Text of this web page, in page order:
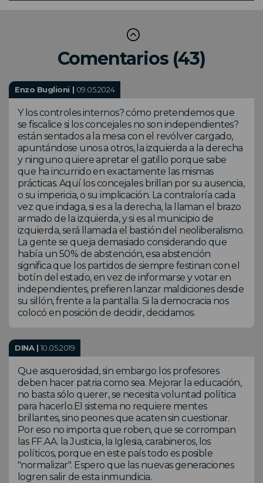
Comentarios (43)
Enzo Buglioni | 09.05.2024
Y los controles internos? cómo pretendemos que
se fiscalice si los concejales no son independientes?
están sentados a la mesa con el revólver cargado,
apuntándose unos a otros, la izquierda a la derecha
y ninguno quiere apretar el gatillo porque sabe
que ha incurrido en exactamente las mismas
prácticas. Aquí los concejales brillan por su ausencia,
o su impericia, o su implicación. La contraloría cada
vez que indaga, si es a la derecha, la llaman el brazo
armado de la izquierda, y si es al municipio de
izquierda, será llamada el bastión del neoliberalismo.
La gente se queja demasiado considerando que
había un 50% de abstención, esa abstención
significa que los partidos de siempre festinan con el
botín del estado, en vez de informarse y votar en
independientes, prefieren lanzar maldiciones desde
su sillón, frente a la pantalla. Si la democracia nos
colocó en posición de decidir, decidamos.
DINA | 10.05.2019
Que asquerosidad, sin embargo los profesores
deben hacer patria como sea. Mejorar la educación,
no basta sólo querer, se necesita voluntad política
para hacerlo.El sistema no requiere mentes
brillantes, sino peones que acaten sin cuestionar.
Por eso no importa que roben, que se corrompan
las FF.AA. la Justicia, la Iglesia, carabineros, los
políticos, porque en este país todo es posible
"normalizar". Espero que las nuevas generaciones
logren salir de esta inmundicia.